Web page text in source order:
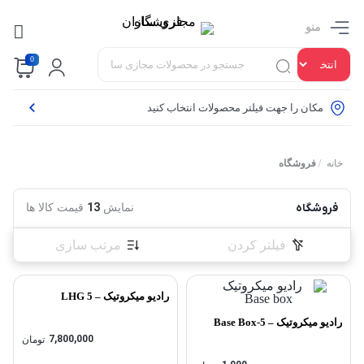
منو
0
مکان را جهت فیلتر محصولات انتخاب کنید
خانه / فروشگاه
فروشگاه نمایش 13 قیمت کالا ها
فیلتر کردن مرتب سازی
رادیو میکروتیک – Base Box-5
رادیو میکروتیک – LHG 5
7,800,000 تومان